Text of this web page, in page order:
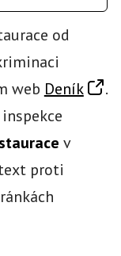
od
web Deník
.
v
proti